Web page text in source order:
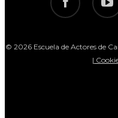
© 2026 Escuela de Actores de
|